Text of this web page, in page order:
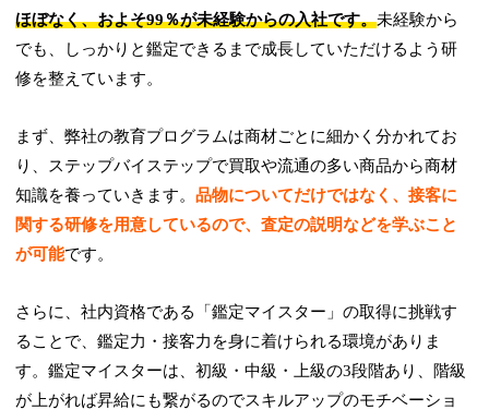
ほぼなく、およそ99％が未経験からの入社です。未経験から
でも、しっかりと鑑定できるまで成長していただけるよう研
修を整えています。
まず、弊社の教育プログラムは商材ごとに細かく分かれてお
り、ステップバイステップで買取や流通の多い商品から商材
知識を養っていきます。品物についてだけではなく、接客に
関する研修を用意しているので、査定の説明などを学ぶこと
が可能です。
さらに、社内資格である「鑑定マイスター」の取得に挑戦す
ることで、鑑定力・接客力を身に着けられる環境がありま
す。鑑定マイスターは、初級・中級・上級の3段階あり、階級
が上がれば昇給にも繋がるのでスキルアップのモチベーショ